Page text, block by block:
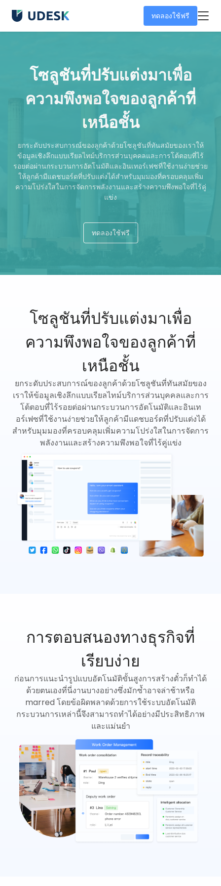
ทดลองใช้ฟรี
โซลูชันที่ปรับแต่งมาเพื่อ
ความพึงพอใจของลูกค้าที่
เหนือชั้น
ยกระดับประสบการณ์ของลูกค้าด้วยโซลูชันที่ทันสมัยของเราให้
ข้อมูลเชิงลึกแบบเรียลไทม์บริการส่วนบุคคลและการโต้ตอบที่ไร้
รอยต่อผ่านกระบวนการอัตโนมัติและอินเทอร์เฟซที่ใช้งานง่ายช่วย
ให้ลูกค้ามีแดชบอร์ดที่ปรับแต่งได้สำหรับมุมมองที่ครอบคลุมเพิ่ม
ความโปร่งใสในการจัดการพลังงานและสร้างความพึงพอใจที่ไร้คู่
แข่ง
ทดลองใช้ฟรี
โซลูชันที่ปรับแต่งมาเพื่อ
ความพึงพอใจของลูกค้าที่
เหนือชั้น
ยกระดับประสบการณ์ของลูกค้าด้วยโซลูชันที่ทันสมัยของ
เราให้ข้อมูลเชิงลึกแบบเรียลไทม์บริการส่วนบุคคลและการ
โต้ตอบที่ไร้รอยต่อผ่านกระบวนการอัตโนมัติและอินเท
อร์เฟซที่ใช้งานง่ายช่วยให้ลูกค้ามีแดชบอร์ดที่ปรับแต่งได้
สำหรับมุมมองที่ครอบคลุมเพิ่มความโปร่งใสในการจัดการ
พลังงานและสร้างความพึงพอใจที่ไร้คู่แข่ง
การตอบสนองทางธุรกิจที่
เรียบง่าย
ก่อนการแนะนำรูปแบบอัตโนมัติขั้นสูงการสร้างตั๋วก็ทำได้
ด้วยตนเองที่นี่งานบางอย่างซึ่งมักซ้ำอาจล่าช้าหรือ
marred โดยข้อผิดพลาดด้วยการใช้ระบบอัตโนมัติ
กระบวนการเหล่านี้จึงสามารถทำได้อย่างมีประสิทธิภาพ
และแม่นยำ